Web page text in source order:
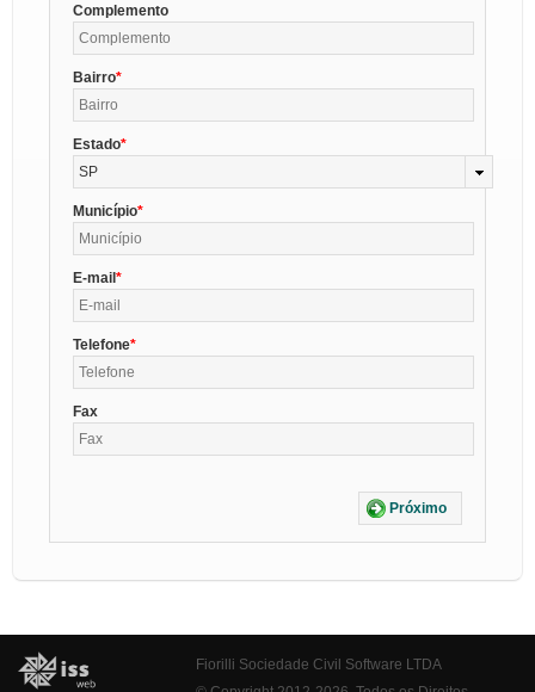
Complemento
Bairro
Estado
SP
Município
E-mail
Telefone
Fax
Próximo
Fiorilli Sociedade Civil Software LTDA